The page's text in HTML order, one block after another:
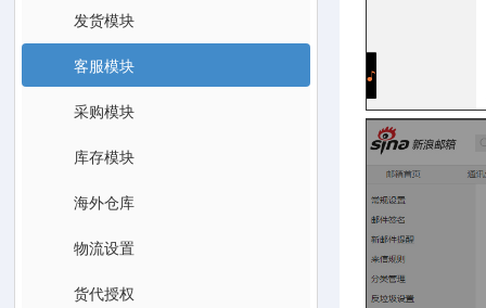
发货模块
客服模块
采购模块
库存模块
海外仓库
物流设置
货代授权